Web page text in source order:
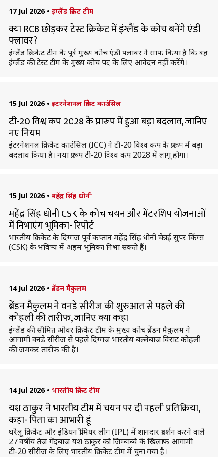
17 Jul 2026 • इंग्लैंड क्रिकेट टीम
क्या RCB छोड़कर टेस्ट क्रिकेट में इंग्लैंड के कोच बनेंगे एंडी
फ्लावर?
इंग्लैंड क्रिकेट टीम के पूर्व मुख्य कोच एंडी फ्लावर ने साफ किया है कि वह
इंग्लैंड की टेस्ट टीम के मुख्य कोच पद के लिए आवेदन नहीं करेंगे।
15 Jul 2026 • इंटरनेशनल क्रिकेट काउंसिल
टी-20 विश्व कप 2028 के प्रारूप में हुआ बड़ा बदलाव, जानिए
नए नियम
इंटरनेशनल क्रिकेट काउंसिल (ICC) ने टी-20 विश्व कप के प्रारूप में बड़ा
बदलाव किया है। नया प्रारूप टी-20 विश्व कप 2028 में लागू होगा।
15 Jul 2026 • महेंद्र सिंह धोनी
महेंद्र सिंह धोनी CSK के कोच चयन और मेंटरशिप योजनाओं
में निभाएंग भूमिका- रिपोर्ट
भारतीय क्रिकेट के दिग्गज पूर्व कप्तान महेंद्र सिंह धोनी चेन्नई सुपर किंग्स
(CSK) के भविष्य में अहम भूमिका निभा सकते हैं।
14 Jul 2026 • ब्रेंडन मैकुलम
ब्रेंडन मैकुलम ने वनडे सीरीज की शुरुआत से पहले की
कोहली की तारीफ, जानिए क्या कहा
इंग्लैंड की सीमित ओवर क्रिकेट टीम के मुख्य कोच ब्रेंडन मैकुलम ने
आगामी वनडे सीरीज से पहले दिग्गज भारतीय बल्लेबाज विराट कोहली
की जमकर तारीफ की है।
14 Jul 2026 • भारतीय क्रिकेट टीम
यश ठाकुर ने भारतीय टीम में चयन पर दी पहली प्रतिक्रिया,
कहा- पिता का आभारी हूं
घरेलू क्रिकेट और इंडियन प्रीमियर लीग (IPL) में शानदार प्रदर्शन करने वाले
27 वर्षीय तेज गेंदबाज यश ठाकुर को जिम्बाब्वे के खिलाफ आगामी
टी-20 सीरीज के लिए भारतीय क्रिकेट टीम में चुना गया है।